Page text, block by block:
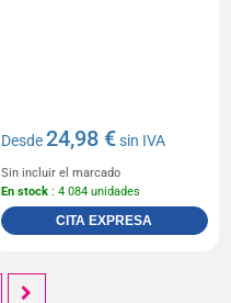
Desde24,98 €sin IVA
Sin incluir el marcado
En stock : 4 084 unidades
CITA EXPRESA